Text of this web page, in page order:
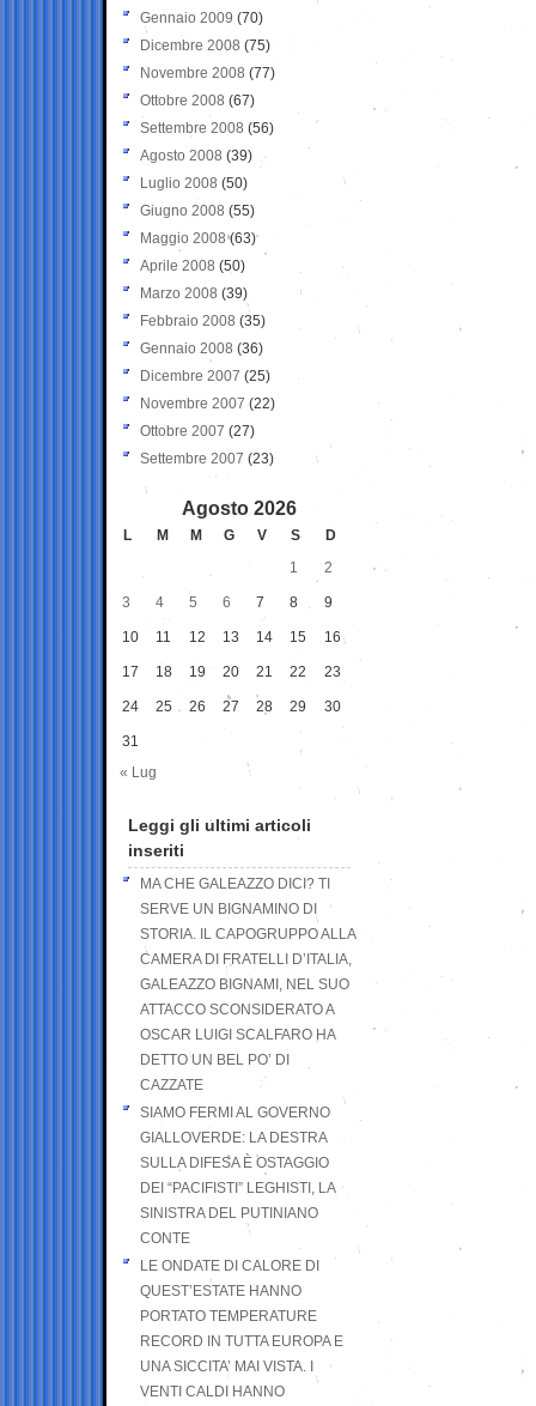
Gennaio 2009 (70)
Dicembre 2008 (75)
Novembre 2008 (77)
Ottobre 2008 (67)
Settembre 2008 (56)
Agosto 2008 (39)
Luglio 2008 (50)
Giugno 2008 (55)
Maggio 2008(63)
Aprile 2008 (50)
Marzo 2008 (39)
Febbraio 2008 (35)
Gennaio 2008 (36)
Dicembre 2007 (25)
Novembre 2007 (22)
Ottobre 2007 (27)
Settembre 2007 (23)
Agosto 2026
L M M G V S
D
1
2
3 4 5 6 7 8 9
10 11 12 13 14 15 16
17 18 19 20 21 22 23
24 25 26 27 28 29 30
31
« Lug
Leggi gli ultimi articoli
inseriti
MA CHE GALEAZZO DICI? TI
SERVE UN BIGNAMINO DI
STORIA. IL CAPOGRUPPO ALLA
CAMERA DI FRATELLI D’ITALIA,
GALEAZZO BIGNAMI, NEL SUO
ATTACCO SCONSIDERATO A
OSCAR LUIGI SCALFARO HA
DETTO UN BEL PO’ DI
CAZZATE
SIAMO FERMI AL GOVERNO
GIALLOVERDE: LA DESTRA
SULLA DIFESA È OSTAGGIO
DEI “PACIFISTI” LEGHISTI, LA
SINISTRA DEL PUTINIANO
CONTE
LE ONDATE DI CALORE DI
QUEST’ESTATE HANNO
PORTATO TEMPERATURE
RECORD IN TUTTA EUROPA E
UNA SICCITA’ MAI VISTA. I
VENTI CALDI HANNO